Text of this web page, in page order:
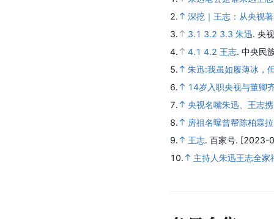
2.
深挖｜王志：从央视
3.
3.1 3.2 3.3 朱迅. 央
4.
4.1 4.2 王志. 中央民
5.
朱迅:我虽如履薄冰，
6.
14岁入职央视与董卿
7.
央视名嘴朱迅、王志
8.
房祖名曝曾帮陈柏霖
9.
王志. 百家号. [2023-
10.
主持人朱迅王志全